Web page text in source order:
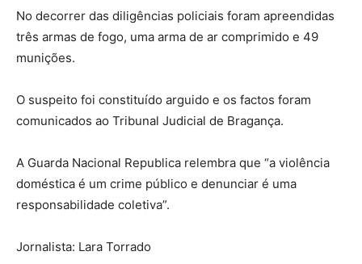
No decorrer das diligências policiais foram apreendidas
três armas de fogo, uma arma de ar comprimido e 49
munições.
O suspeito foi constituído arguido e os factos foram
comunicados ao Tribunal Judicial de Bragança.
A Guarda Nacional Republica relembra que “a violência
doméstica é um crime público e denunciar é uma
responsabilidade coletiva”.
Jornalista: Lara Torrado